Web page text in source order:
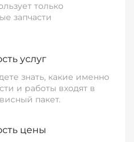
только
запчасти
услуг
знать, какие именно
и работы входят в
пакет.
цены